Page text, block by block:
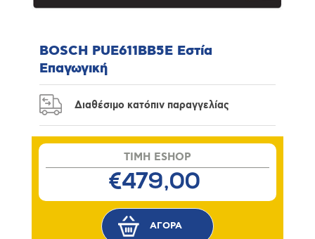
BOSCH PUE611BB5E Εστία
Επαγωγική
Διαθέσιμο κατόπιν παραγγελίας
TIMH ESHOP
€479,00